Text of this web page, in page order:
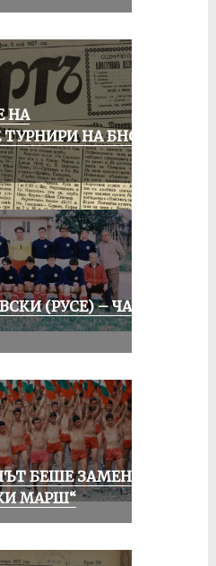
НА
ТУРНИРИ НА БНСФ
(РУСЕ) – ЧАСТ
БЕШЕ ЗАМЕНЕН
МАРШ“